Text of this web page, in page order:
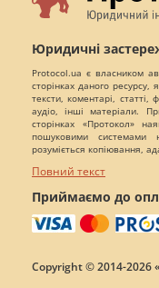
Юридичні
Protocol.ua є власником
сторінках даного
тексти, коментарі,
аудіо, інші матеріали.
сторінках «Протокол»
пошуковими системами
розуміється копіювання,
Повний текст
Приймаємо до
Copyright © 2014-2026